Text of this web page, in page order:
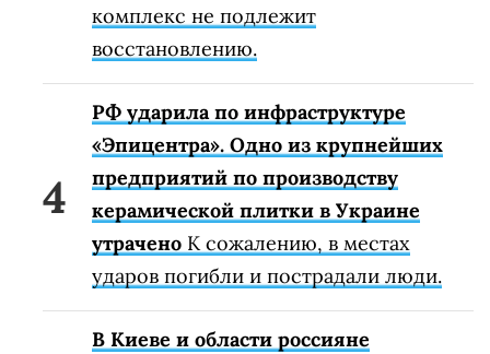
комплекс не подлежит
восстановлению.
РФ ударила по инфраструктуре
«Эпицентра». Одно из крупнейших
предприятий по производству
керамической плитки в Украине
утрачено К сожалению, в местах
ударов погибли и пострадали люди.
В Киеве и области россияне